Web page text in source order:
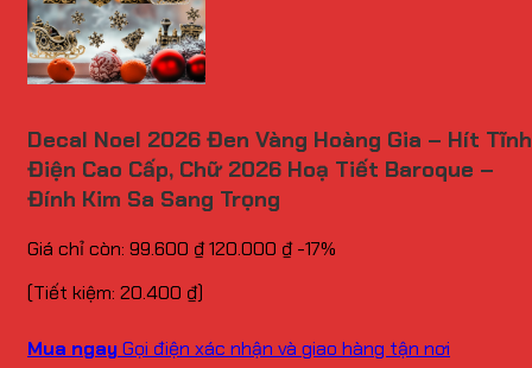
Decal Noel 2026 Đen Vàng Hoàng Gia – Hít Tĩnh
Điện Cao Cấp, Chữ 2026 Hoạ Tiết Baroque –
Đính Kim Sa Sang Trọng
Giá chỉ còn: 99.600 ₫120.000 ₫ -17%
(Tiết kiệm: 20.400 ₫)
Mua ngayGọi điện xác nhận và giao hàng tận nơi